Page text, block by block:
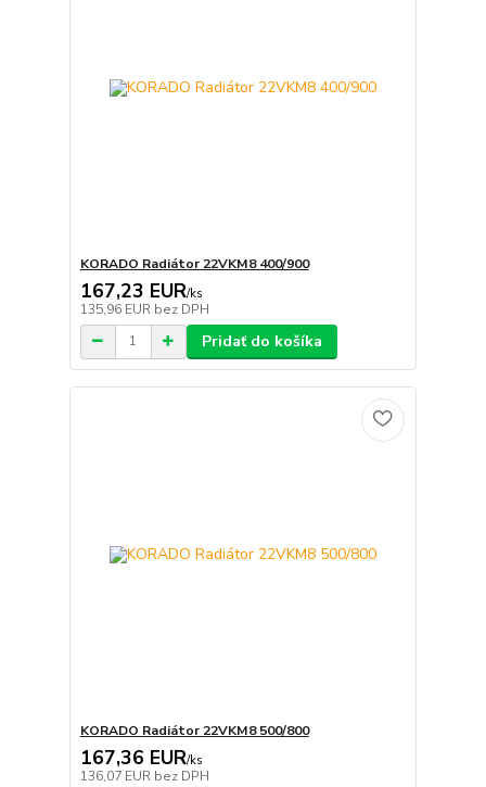
KORADO Radiátor 22VKM8 400/900
167,23 EUR/ks
135,96 EUR bez DPH
Pridať do košíka
KORADO Radiátor 22VKM8 500/800
167,36 EUR/ks
136,07 EUR bez DPH